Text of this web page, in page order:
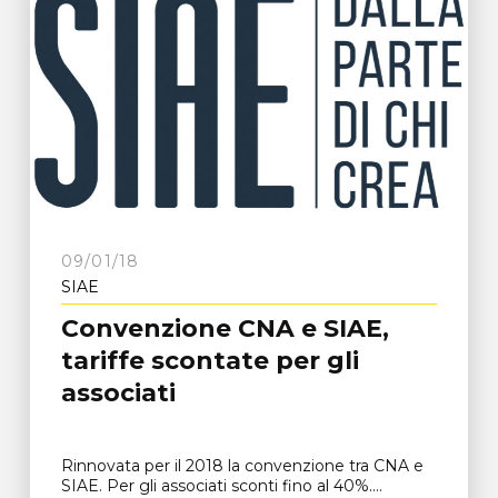
09/01/18
SIAE
Convenzione CNA e SIAE,
tariffe scontate per gli
associati
Rinnovata per il 2018 la convenzione tra CNA e
SIAE. Per gli associati sconti fino al 40%....